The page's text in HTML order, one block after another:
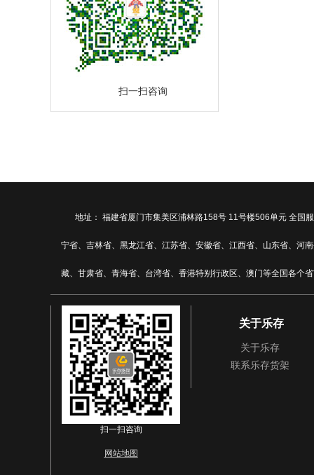
扫一扫咨询
地址： 福建省厦门市集美区浦林路158号 11号楼506单元 全国
宁省、吉林省、黑龙江省、江苏省、安徽省、江西省、山东省、河
藏、甘肃省、青海省、台湾省、香港特别行政区、澳门等全国各个
扫一扫咨询
网站地图
关于乐存
关于乐存
联系乐存货架